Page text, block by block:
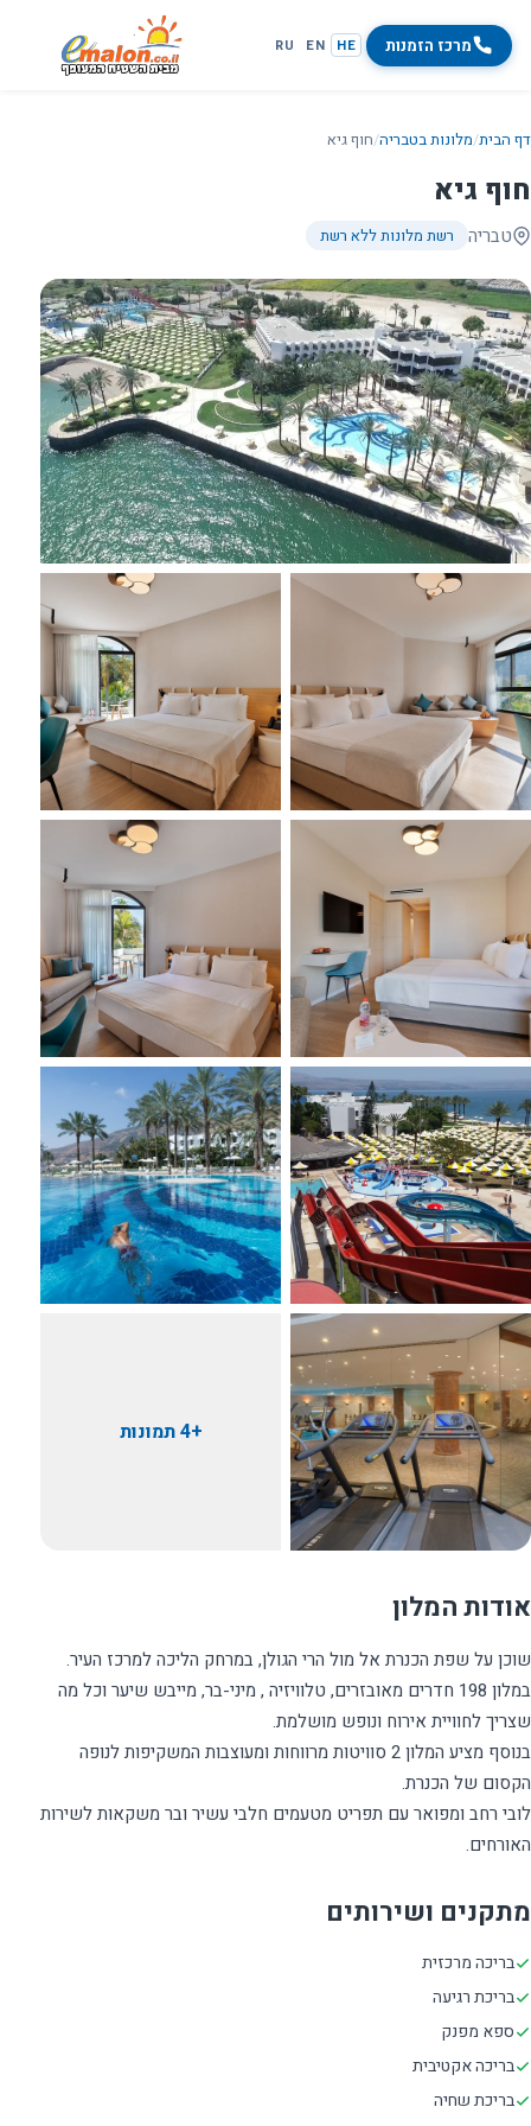
מרכז הזמנות HE
EN
RU
דף הבית/מלונות בטבריה/חוף גיא
חוף גיא
טבריה רשת מלונות ללא רשת
+4 תמונות
אודות המלון
במלון 198 חדרים מאובזרים, טלוויזיה , מיני-בר, מייבש שיער וכל מה
בנוסף מציע המלון 2 סוויטות מרווחות ומעוצבות המשקיפות לנופה
לובי רחב ומפואר עם תפריט מטעמים חלבי עשיר ובר משקאות לשירות
האורחים.
מתקנים ושירותים
בריכה מרכזית
בריכת רגיעה
ספא מפנק
בריכה אקטיבית
בריכת שחיה